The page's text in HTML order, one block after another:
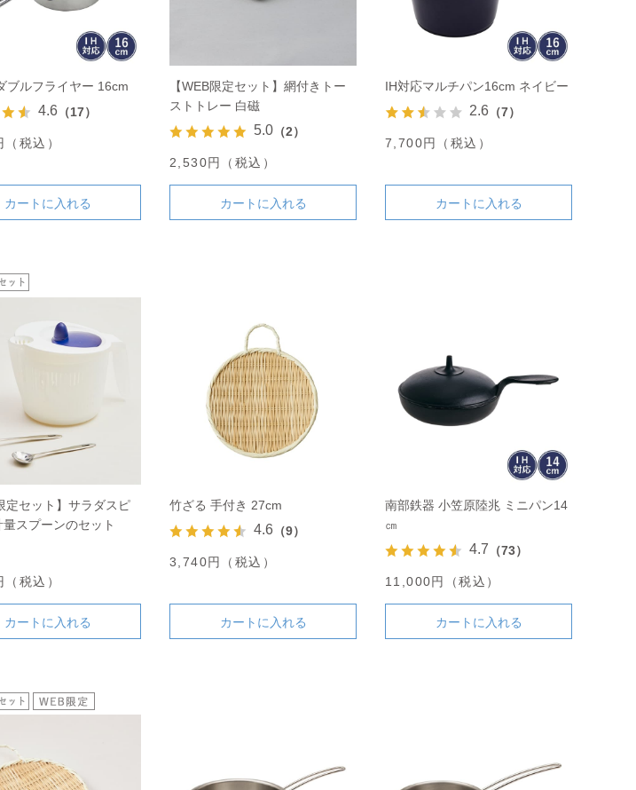
ブルフライヤー 16cm
4.6 （17）
税込）
カートに入れる
【WEB限定セット】網付きトー
ストトレー 白磁
5.0 （2）
2,530円（税込）
カートに入れる
IH対応マルチパン16cm ネイビー
2.6 （7）
7,700円（税込）
カートに入れる
定セット】サラダスピ
スプーンのセット
税込）
カートに入れる
竹ざる 手付き 27cm
4.6 （9）
3,740円（税込）
カートに入れる
南部鉄器 小笠原陸兆 ミニパン14
㎝
4.7 （73）
11,000円（税込）
カートに入れる